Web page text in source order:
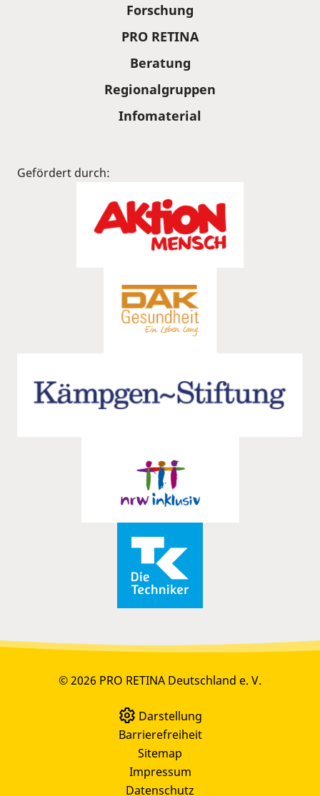
Forschung
PRO RETINA
Beratung
Regionalgruppen
Infomaterial
Gefördert durch:
© 2026 PRO RETINA Deutschland e. V.
Darstellung
Barrierefreiheit
Sitemap
Impressum
Datenschutz